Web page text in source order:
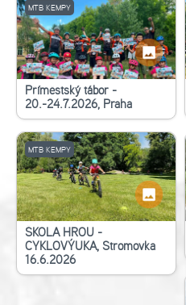
MTB KEMPY
Příměstský tábor -
20.-24.7.2026, Praha
MTB KEMPY
ŠKOLA HROU -
CYKLOVÝUKA, Stromovka
16.6.2026